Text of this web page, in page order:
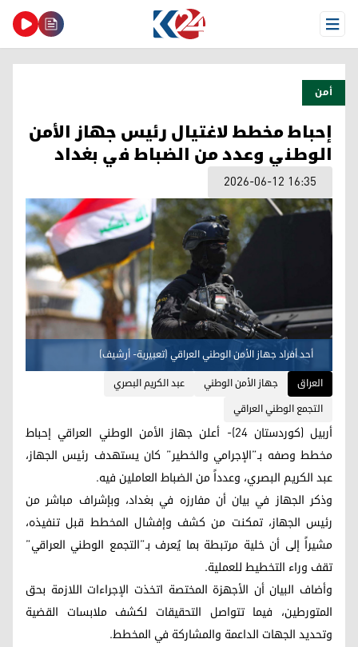
Open Menu
أمن
إحباط مخطط لاغتيال رئيس جهاز الأمن
الوطني وعدد من الضباط في بغداد
2026-06-12 16:35
أحد أفراد جهاز الأمن الوطني العراقي (تعبيرية- أرشيف)
العراق
جهاز الأمن الوطني
عبد الكريم البصري
التجمع الوطني العراقي
أربيل (كوردستان 24)- أعلن جهاز الأمن الوطني العراقي إحباط
مخطط وصفه بـ”الإجرامي والخطير” كان يستهدف رئيس الجهاز،
عبد الكريم البصري، وعدداً من الضباط العاملين فيه.
وذكر الجهاز في بيان أن مفارزه في بغداد، وبإشراف مباشر من
رئيس الجهاز، تمكنت من كشف وإفشال المخطط قبل تنفيذه،
مشيراً إلى أن خلية مرتبطة بما يُعرف بـ”التجمع الوطني العراقي”
تقف وراء التخطيط للعملية.
وأضاف البيان أن الأجهزة المختصة اتخذت الإجراءات اللازمة بحق
المتورطين، فيما تتواصل التحقيقات لكشف ملابسات القضية
وتحديد الجهات الداعمة والمشاركة في المخطط.